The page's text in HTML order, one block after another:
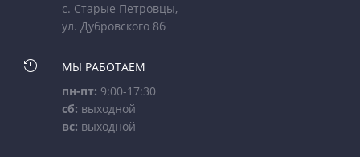
с. Старые Петровцы,
ул. Дубровского 8б

МЫ РАБОТАЕМ
пн-пт: 9:00-17:30
сб: выходной
вс: выходной